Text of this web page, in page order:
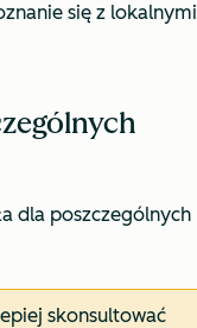
się z lokalnymi
dla poszczególnych
skonsultować